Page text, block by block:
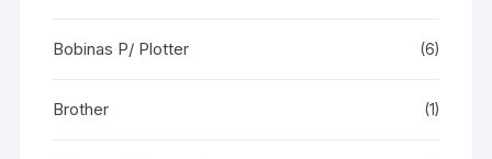
Bobinas P/ Plotter (6)
Brother (1)